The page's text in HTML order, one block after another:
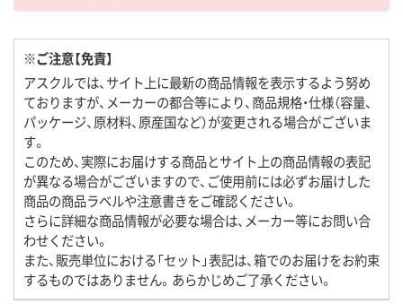
※ご注意【免責】
アスクルでは、サイト上に最新の商品情報を表示するよう努め
ておりますが、メーカーの都合等により、商品規格・仕様（容量、
パッケージ、原材料、原産国など）が変更される場合がございま
す。
このため、実際にお届けする商品とサイト上の商品情報の表記
が異なる場合がございますので、ご使用前には必ずお届けした
商品の商品ラベルや注意書きをご確認ください。
さらに詳細な商品情報が必要な場合は、メーカー等にお問い合
わせください。
また、販売単位における「セット」表記は、箱でのお届けをお約束
するものではありません。あらかじめご了承ください。